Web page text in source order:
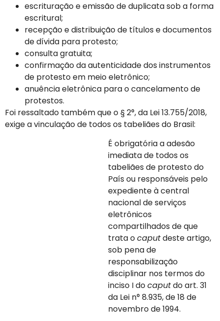
escrituração e emissão de duplicata sob a forma
escritural;
recepção e distribuição de títulos e documentos
de dívida para protesto;
consulta gratuita;
confirmação da autenticidade dos instrumentos
de protesto em meio eletrônico;
anuência eletrônica para o cancelamento de
protestos.
Foi ressaltado também que o § 2°, da Lei 13.755/2018,
exige a vinculação de todos os tabeliães do Brasil:
É obrigatória a adesão
imediata de todos os
tabeliães de protesto do
País ou responsáveis pelo
expediente à central
nacional de serviços
eletrônicos
compartilhados de que
trata ocaputdeste artigo,
sob pena de
responsabilização
disciplinar nos termos do
inciso I docaputdo art. 31
da Lei n° 8.935, de 18 de
novembro de 1994.